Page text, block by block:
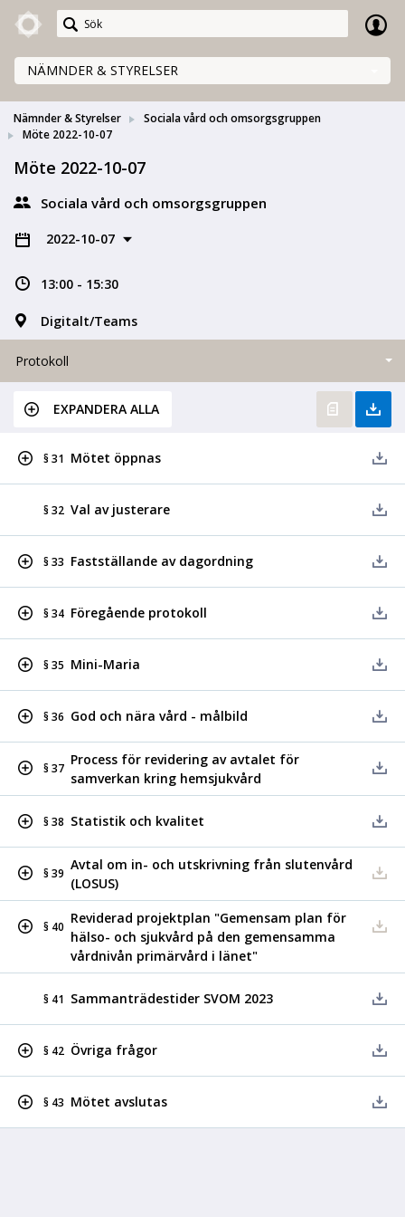
Meetings+
NÄMNDER & STYRELSER
Nämnder & Styrelser
Sociala vård och omsorgsgruppen
Möte 2022-10-07
Möte 2022-10-07
Sociala vård och omsorgsgruppen
2022-10-07
13:00 - 15:30
Digitalt/Teams
Protokoll
EXPANDERA ALLA
§ 31 Mötet öppnas
§ 32 Val av justerare
§ 33 Fastställande av dagordning
§ 34 Föregående protokoll
§ 35 Mini-Maria
§ 36 God och nära vård - målbild
§ 37
Process för revidering av avtalet för
samverkan kring hemsjukvård
§ 38 Statistik och kvalitet
§ 39
Avtal om in- och utskrivning från slutenvård
(LOSUS)
§ 40
Reviderad projektplan "Gemensam plan för
hälso- och sjukvård på den gemensamma
vårdnivån primärvård i länet"
§ 41 Sammanträdestider SVOM 2023
§ 42 Övriga frågor
§ 43 Mötet avslutas